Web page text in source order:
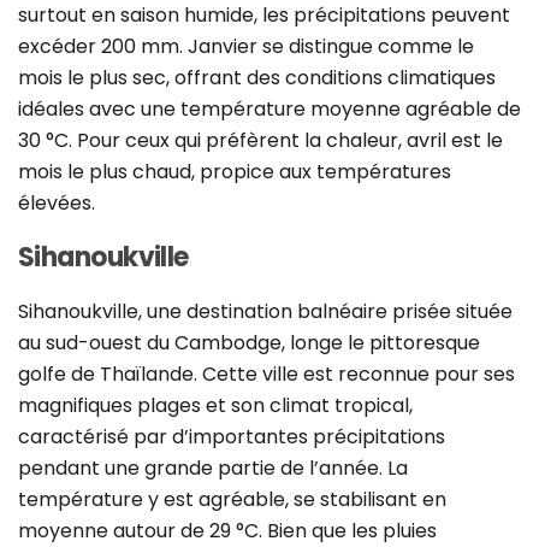
surtout en saison humide, les précipitations peuvent
excéder 200 mm. Janvier se distingue comme le
mois le plus sec, offrant des conditions climatiques
idéales avec une température moyenne agréable de
30 °C. Pour ceux qui préfèrent la chaleur, avril est le
mois le plus chaud, propice aux températures
élevées.
Sihanoukville
Sihanoukville, une destination balnéaire prisée située
au sud-ouest du Cambodge, longe le pittoresque
golfe de Thaïlande. Cette ville est reconnue pour ses
magnifiques plages et son climat tropical,
caractérisé par d’importantes précipitations
pendant une grande partie de l’année. La
température y est agréable, se stabilisant en
moyenne autour de 29 °C. Bien que les pluies